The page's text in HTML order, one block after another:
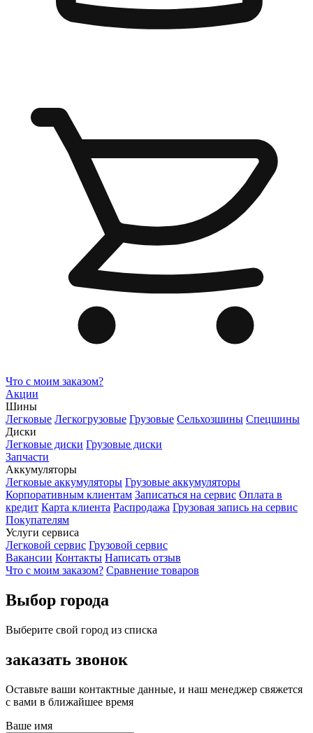
Что с моим заказом?
Акции
Шины
Легковые Легкогрузовые Грузовые Сельхозшины Спецшины
Диски
Легковые диски Грузовые диски
Запчасти
Аккумуляторы
Легковые аккумуляторы Грузовые аккумуляторы
Корпоративным клиентам Записаться на сервис Оплата в
кредит Карта клиента Распродажа Грузовая запись на сервис
Покупателям
Услуги сервиса
Легковой сервис Грузовой сервис
Вакансии Контакты Написать отзыв
Что с моим заказом? Сравнение товаров
Выбор города
Выберите свой город из списка
заказать звонок
Оставьте ваши контактные данные, и наш менеджер свяжется
с вами в ближайшее время
Ваше имя